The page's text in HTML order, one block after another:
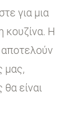
για μια
κουζίνα. Η
αποτελούν
μας,
είναι